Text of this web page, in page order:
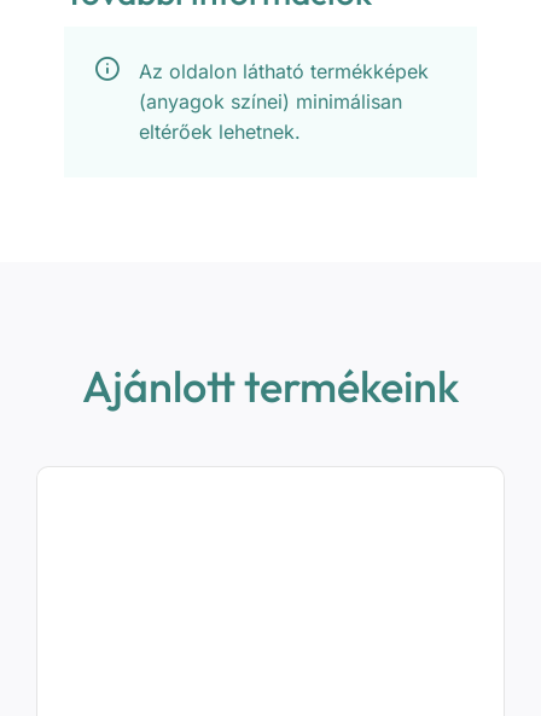
Az oldalon látható termékképek
(anyagok színei) minimálisan
eltérőek lehetnek.
Ajánlott termékeink